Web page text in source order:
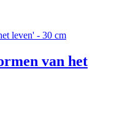
van het